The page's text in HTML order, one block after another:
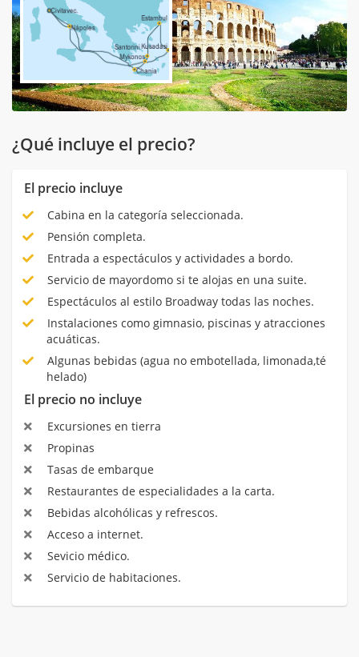
¿Qué incluye el precio?
El precio incluye
Cabina en la categoría seleccionada.
Pensión completa.
Entrada a espectáculos y actividades a bordo.
Servicio de mayordomo si te alojas en una suite.
Espectáculos al estilo Broadway todas las noches.
Instalaciones como gimnasio, piscinas y atracciones
acuáticas.
Algunas bebidas (agua no embotellada, limonada,té
helado)
El precio no incluye
Excursiones en tierra
Propinas
Tasas de embarque
Restaurantes de especialidades a la carta.
Bebidas alcohólicas y refrescos.
Acceso a internet.
Sevicio médico.
Servicio de habitaciones.